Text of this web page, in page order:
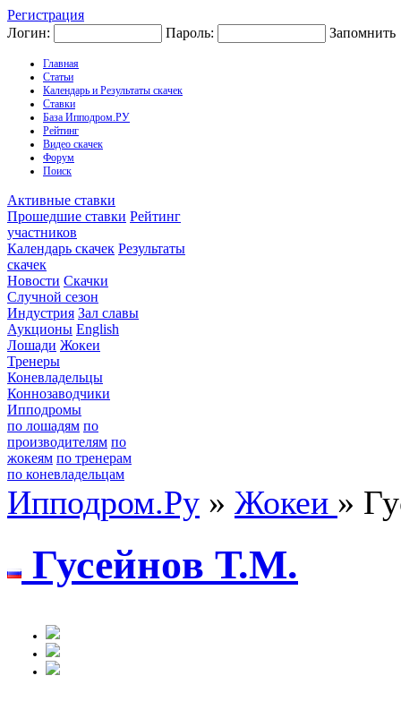
Регистрация
Логин:
Пароль: Запомнить
Главная
Статьи
Календарь и Результаты скачек
Ставки
База Ипподром.РУ
Рейтинг
Видео скачек
Форум
Поиск
Активные ставки
Прошедшие ставки Рейтинг
участников
Календарь скачек Результаты
скачек
Новости Скачки
Случной сезон
Индустрия Зал славы
Аукционы English
Лошади Жокеи
Тренеры
Коневладельцы
Коннозаводчики
Ипподромы
по лошадям по
производителям по
жокеям по тренерам
по коневладельцам
Ипподром.Ру » Жокеи »
Гусейнoв Т.М.